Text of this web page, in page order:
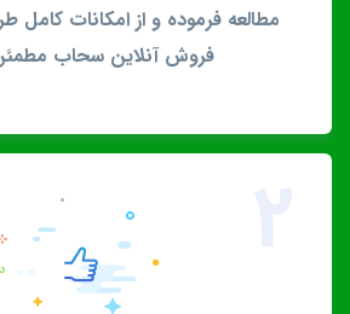
مطالعه فرموده و از امکانات
فروش آنلاین سحاب